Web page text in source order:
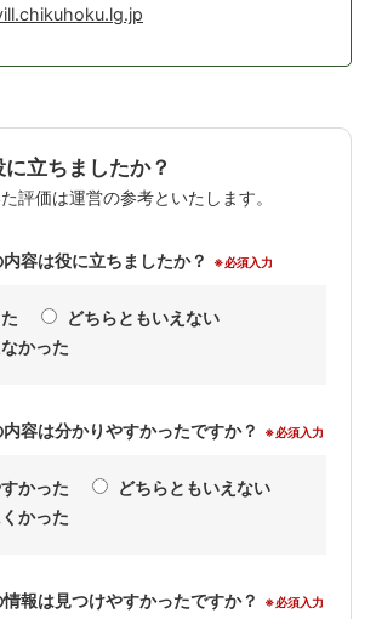
立ちましたか？
評価は運営の参考といたします。
容は役に立ちましたか？ ※必須入力
どちらともいえない
かった
容は分かりやすかったですか？ ※必須入力
かった
どちらともいえない
かった
報は見つけやすかったですか？ ※必須入力